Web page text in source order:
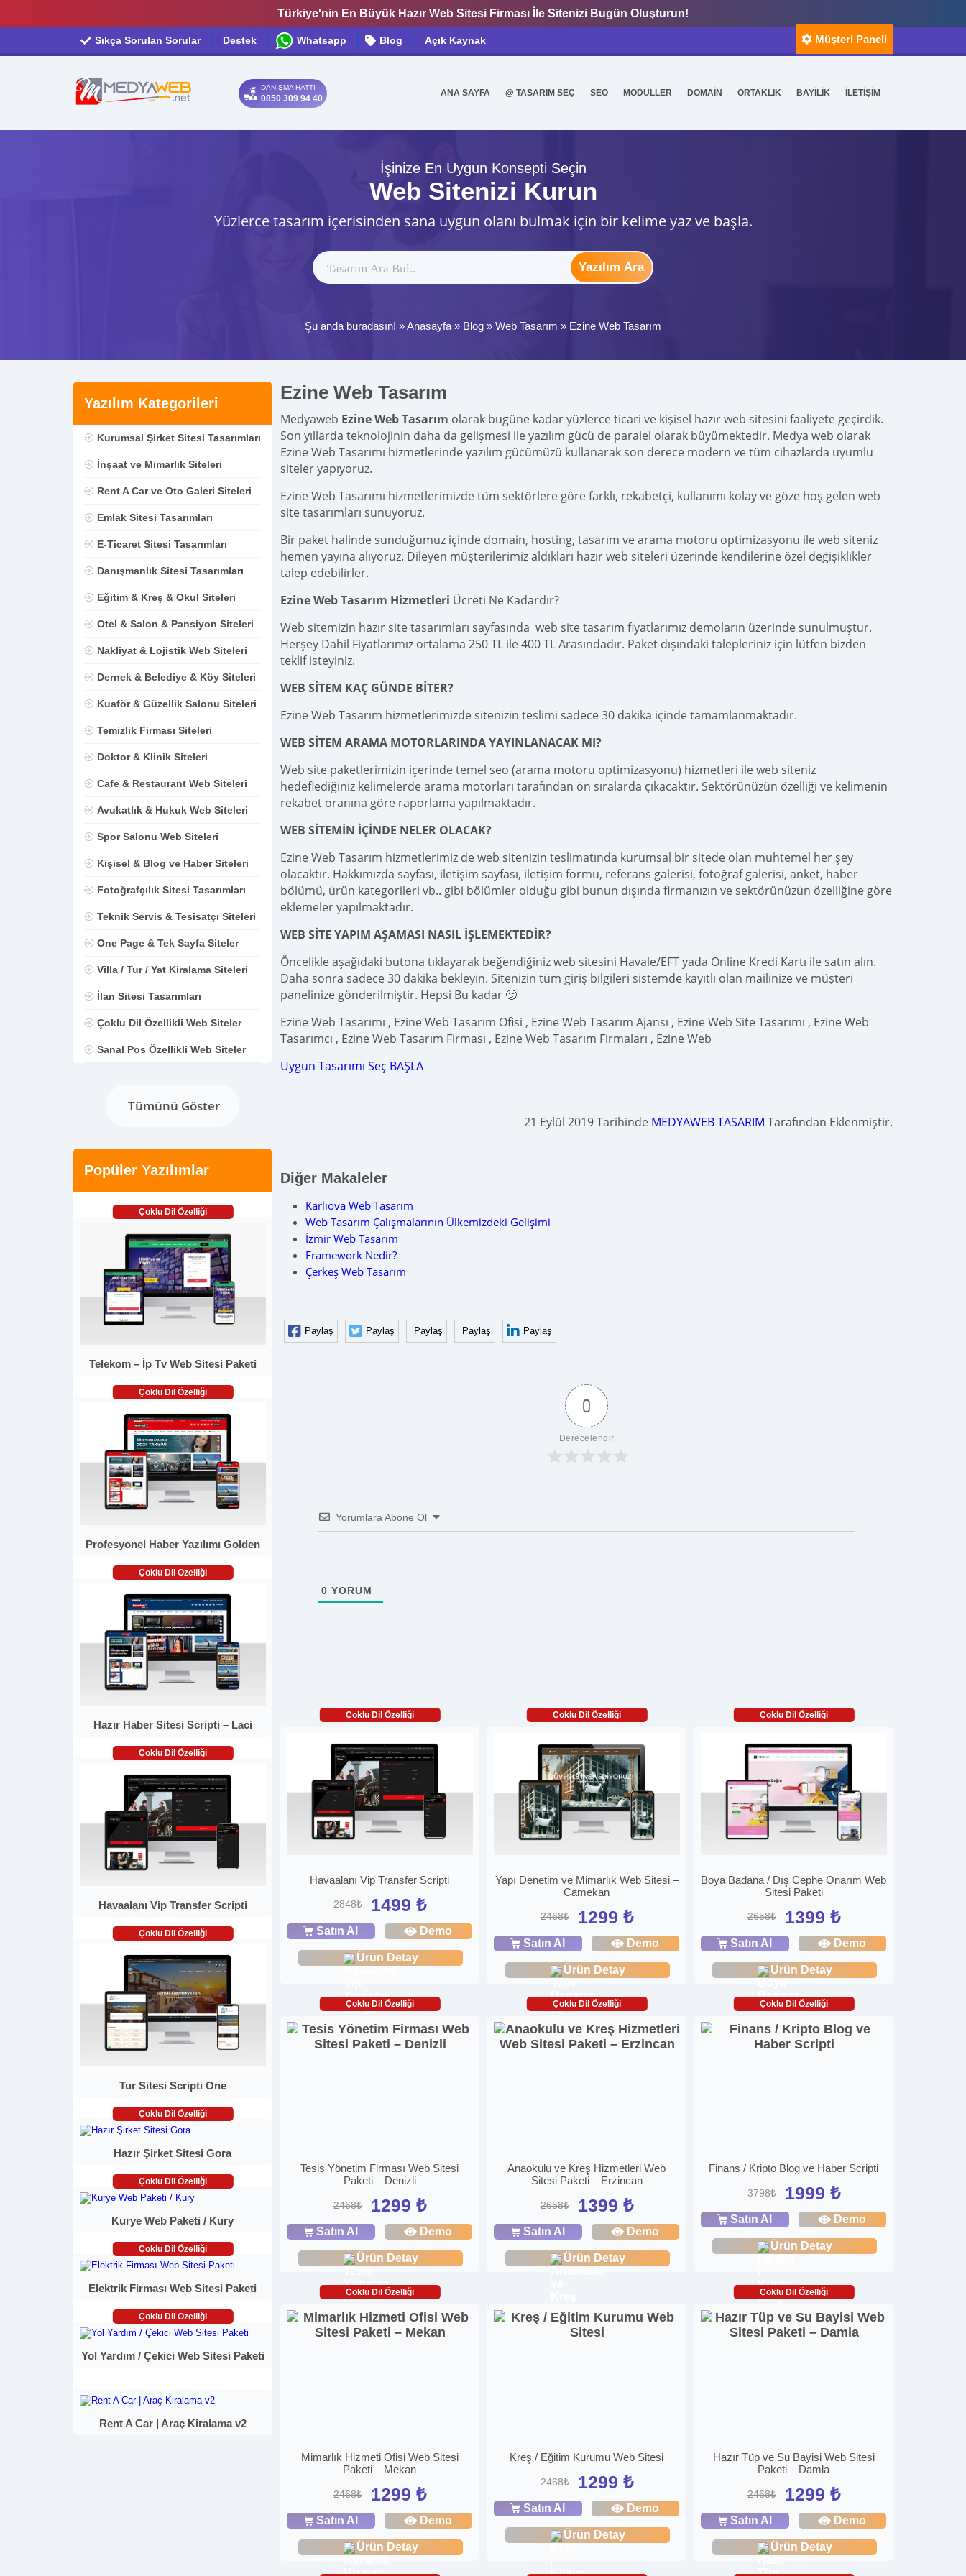
Türkiye'nin En Büyük Hazır Web Sitesi Firması İle Sitenizi Bugün Oluşturun!
Sıkça Sorulan Sorular Destek Whatsapp Blog Açık Kaynak Müşteri Paneli
DANIŞMA HATTI
0850 309 94 40
ANA SAYFA @ TASARIM SEÇ SEO MODÜLLER DOMAİN ORTAKLIK BAYİLİK İLETİŞİM
İşinize En Uygun Konsepti Seçin
Web Sitenizi Kurun
Yüzlerce tasarım içerisinden sana uygun olanı bulmak için bir kelime yaz ve başla.
Yazılım Ara
Şu anda buradasın! »Anasayfa » Blog » Web Tasarım » Ezine Web Tasarım
Yazılım Kategorileri
Kurumsal Şirket Sitesi Tasarımları
İnşaat ve Mimarlık Siteleri
Rent A Car ve Oto Galeri Siteleri
Emlak Sitesi Tasarımları
E-Ticaret Sitesi Tasarımları
Danışmanlık Sitesi Tasarımları
Eğitim & Kreş & Okul Siteleri
Otel & Salon & Pansiyon Siteleri
Nakliyat & Lojistik Web Siteleri
Dernek & Belediye & Köy Siteleri
Kuaför & Güzellik Salonu Siteleri
Temizlik Firması Siteleri
Doktor & Klinik Siteleri
Cafe & Restaurant Web Siteleri
Avukatlık & Hukuk Web Siteleri
Spor Salonu Web Siteleri
Kişisel & Blog ve Haber Siteleri
Fotoğrafçılık Sitesi Tasarımları
Teknik Servis & Tesisatçı Siteleri
One Page & Tek Sayfa Siteler
Villa / Tur / Yat Kiralama Siteleri
İlan Sitesi Tasarımları
Çoklu Dil Özellikli Web Siteler
Sanal Pos Özellikli Web Siteler
Tümünü Göster
Popüler Yazılımlar
Çoklu Dil Özelliği
Telekom – İp Tv Web Sitesi Paketi
Çoklu Dil Özelliği
Profesyonel Haber Yazılımı Golden
Çoklu Dil Özelliği
Hazır Haber Sitesi Scripti – Laci
Çoklu Dil Özelliği
Havaalanı Vip Transfer Scripti
Çoklu Dil Özelliği
Tur Sitesi Scripti One
Çoklu Dil Özelliği
Hazır Şirket Sitesi Gora
Çoklu Dil Özelliği
Kurye Web Paketi / Kury
Çoklu Dil Özelliği
Elektrik Firması Web Sitesi Paketi
Çoklu Dil Özelliği
Yol Yardım / Çekici Web Sitesi Paketi
Rent A Car | Araç Kiralama v2
Ezine Web Tasarım
Medyaweb Ezine Web Tasarım olarak bugüne kadar yüzlerce ticari ve kişisel hazır web sitesini faaliyete geçirdik.
Son yıllarda teknolojinin daha da gelişmesi ile yazılım gücü de paralel olarak büyümektedir. Medya web olarak
Ezine Web Tasarımı hizmetlerinde yazılım gücümüzü kullanarak son derece modern ve tüm cihazlarda uyumlu
siteler yapıyoruz.
Ezine Web Tasarımı hizmetlerimizde tüm sektörlere göre farklı, rekabetçi, kullanımı kolay ve göze hoş gelen web
site tasarımları sunuyoruz.
Bir paket halinde sunduğumuz içinde domain, hosting, tasarım ve arama motoru optimizasyonu ile web siteniz
hemen yayına alıyoruz. Dileyen müşterilerimiz aldıkları hazır web siteleri üzerinde kendilerine özel değişiklikler
talep edebilirler.
Ezine Web Tasarım Hizmetleri Ücreti Ne Kadardır?
Web sitemizin hazır site tasarımları sayfasında web site tasarım fiyatlarımız demoların üzerinde sunulmuştur.
Herşey Dahil Fiyatlarımız ortalama 250 TL ile 400 TL Arasındadır. Paket dışındaki talepleriniz için lütfen bizden
teklif isteyiniz.
WEB SİTEM KAÇ GÜNDE BİTER?
Ezine Web Tasarım hizmetlerimizde sitenizin teslimi sadece 30 dakika içinde tamamlanmaktadır.
WEB SİTEM ARAMA MOTORLARINDA YAYINLANACAK MI?
Web site paketlerimizin içerinde temel seo (arama motoru optimizasyonu) hizmetleri ile web siteniz
hedeflediğiniz kelimelerde arama motorları tarafından ön sıralarda çıkacaktır. Sektörünüzün özelliği ve kelimenin
rekabet oranına göre raporlama yapılmaktadır.
WEB SİTEMİN İÇİNDE NELER OLACAK?
Ezine Web Tasarım hizmetlerimiz de web sitenizin teslimatında kurumsal bir sitede olan muhtemel her şey
olacaktır. Hakkımızda sayfası, iletişim sayfası, iletişim formu, referans galerisi, fotoğraf galerisi, anket, haber
bölümü, ürün kategorileri vb.. gibi bölümler olduğu gibi bunun dışında firmanızın ve sektörünüzün özelliğine göre
eklemeler yapılmaktadır.
WEB SİTE YAPIM AŞAMASI NASIL İŞLEMEKTEDİR?
Öncelikle aşağıdaki butona tıklayarak beğendiğiniz web sitesini Havale/EFT yada Online Kredi Kartı ile satın alın.
Daha sonra sadece 30 dakika bekleyin. Sitenizin tüm giriş bilgileri sistemde kayıtlı olan mailinize ve müşteri
panelinize gönderilmiştir. Hepsi Bu kadar 🙂
Ezine Web Tasarımı , Ezine Web Tasarım Ofisi , Ezine Web Tasarım Ajansı , Ezine Web Site Tasarımı , Ezine Web
Tasarımcı , Ezine Web Tasarım Firması , Ezine Web Tasarım Firmaları , Ezine Web
Uygun Tasarımı Seç BAŞLA
21 Eylül 2019 Tarihinde MEDYAWEB TASARIM Tarafından Eklenmiştir.
Diğer Makaleler
Karlıova Web Tasarım
Web Tasarım Çalışmalarının Ülkemizdeki Gelişimi
İzmir Web Tasarım
Framework Nedir?
Çerkeş Web Tasarım
Paylaş Paylaş Paylaş Paylaş Paylaş
0
Derecelendir
Yorumlara Abone Ol
0 YORUM
Çoklu Dil Özelliği
Havaalanı Vip Transfer Scripti
2848₺ 1499 ₺
Satın Al Demo
Ürün Detay
Çoklu Dil Özelliği
Yapı Denetim ve Mimarlık Web Sitesi –
Camekan
2468₺ 1299 ₺
Satın Al Demo
Ürün Detay
Çoklu Dil Özelliği
Boya Badana / Dış Cephe Onarım Web
Sitesi Paketi
2658₺ 1399 ₺
Satın Al Demo
Ürün Detay
Çoklu Dil Özelliği
Tesis Yönetim Firması Web Sitesi
Paketi – Denizli
2468₺ 1299 ₺
Satın Al Demo
Ürün Detay
Çoklu Dil Özelliği
Anaokulu ve Kreş Hizmetleri Web
Sitesi Paketi – Erzincan
2658₺ 1399 ₺
Satın Al Demo
Ürün Detay
Çoklu Dil Özelliği
Finans / Kripto Blog ve Haber Scripti
3798₺ 1999 ₺
Satın Al Demo
Ürün Detay
Çoklu Dil Özelliği
Mimarlık Hizmeti Ofisi Web Sitesi
Paketi – Mekan
2468₺ 1299 ₺
Satın Al Demo
Ürün Detay
Kreş / Eğitim Kurumu Web Sitesi
2468₺ 1299 ₺
Satın Al Demo
Ürün Detay
Çoklu Dil Özelliği
Hazır Tüp ve Su Bayisi Web Sitesi
Paketi – Damla
2468₺ 1299 ₺
Satın Al Demo
Ürün Detay